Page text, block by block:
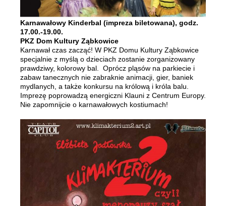
Karnawałowy Kinderbal (impreza biletowana), godz.
17.00.-19.00.
PKZ Dom Kultury Ząbkowice
Karnawał czas zacząć! W PKZ Domu Kultury Ząbkowice
specjalnie z myślą o dzieciach zostanie zorganizowany
prawdziwy, kolorowy bal. Oprócz pląsów na parkiecie i
zabaw tanecznych nie zabraknie animacji, gier, baniek
mydlanych, a także konkursu na królową i króla balu.
Imprezę poprowadzą energiczni Klauni z Centrum Europy.
Nie zapomnijcie o karnawałowych kostiumach!